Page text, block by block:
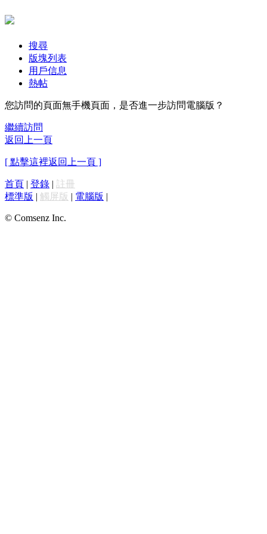
搜尋
版塊列表
用戶信息
熱帖
您訪問的頁面無手機頁面，是否進一步訪問電腦版？
繼續訪問
返回上一頁
[ 點擊這裡返回上一頁 ]
首頁 | 登錄 | 註冊
標準版 | 觸屏版 | 電腦版 |
© Comsenz Inc.